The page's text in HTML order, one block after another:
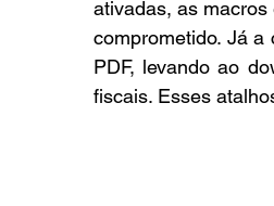
ativadas, as
comprometido. Já
PDF, levando ao
fiscais. Esses